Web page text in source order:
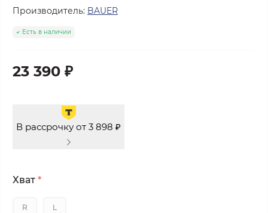
Производитель: BAUER
Есть в наличии
23 390 ₽
В рассрочку от 3 898 ₽
Хват *
R L